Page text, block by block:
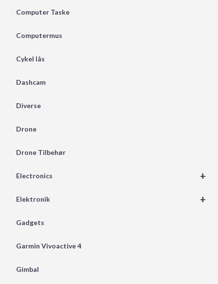
Computer Taske
Computermus
Cykel lås
Dashcam
Diverse
Drone
Drone Tilbehør
+
Electronics
+
Elektronik
Gadgets
Garmin Vivoactive 4
Gimbal